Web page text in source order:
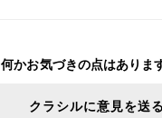
何かお気づきの点はありま
クラシルに意見を送る